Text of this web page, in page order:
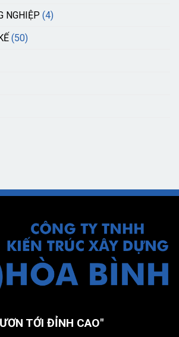
NGHIỆP (4)
(50)
TỚI ĐỈNH CAO"